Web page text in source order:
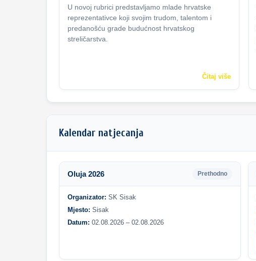
U novoj rubrici predstavljamo mlade hrvatske
reprezentativce koji svojim trudom, talentom i
predanošću grade budućnost hrvatskog
streličarstva.
Čitaj više
Kalendar natjecanja
Oluja 2026 Prethodno
Organizator: SK Sisak
Mjesto: Sisak
Datum: 02.08.2026 – 02.08.2026